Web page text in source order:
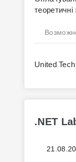
United Tech
якого
.NET